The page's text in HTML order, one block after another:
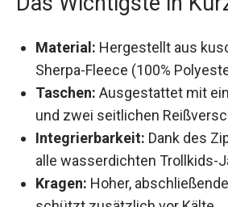
Das Wichtigste in
Material: Hergestellt aus
Sherpa-Fleece (100%
Taschen: Ausgestattet mit
und zwei seitlichen
Integrierbarkeit: Dank des
alle wasserdichten Trollkids-
integrierbar.